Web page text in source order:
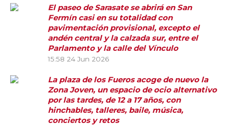
El paseo de Sarasate se abrirá en San
Fermín casi en su totalidad con
pavimentación provisional, excepto el
andén central y la calzada sur, entre el
Parlamento y la calle del Vínculo
15:58 24 Jun 2026
La plaza de los Fueros acoge de nuevo la
Zona Joven, un espacio de ocio alternativo
por las tardes, de 12 a 17 años, con
hinchables, talleres, baile, música,
conciertos y retos